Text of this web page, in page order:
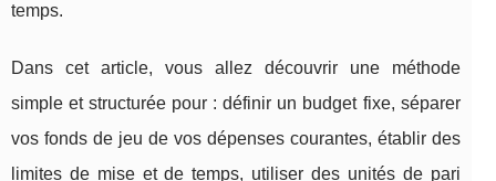
temps.
Dans cet article, vous allez découvrir une méthode
simple et structurée pour : définir un budget fixe, séparer
vos fonds de jeu de vos dépenses courantes, établir des
limites de mise et de temps, utiliser des unités de pari